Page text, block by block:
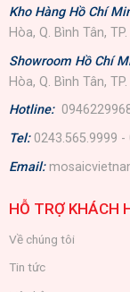
Kho Hàng Hồ Chí
Hòa, Q. Bình Tân, TP.
Showroom Hồ Chí
Hòa, Q. Bình Tân, TP.
Hotline:
Tel: 0243.565.9999 -
Email:
HỖ TRỢ KHÁCH
Về chúng tôi
Tin tức